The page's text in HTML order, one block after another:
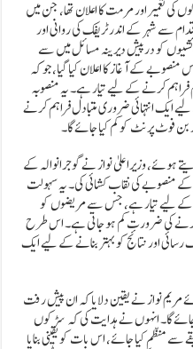
تعمیر اور مرمت کا اعلان تھا، جن میں
سے شہر کے اندر ٹریفک کی روانی اور
کو درپیش دیرینہ مسائل میں سے
کے آغاز کا اعلان کیا گیا، جو کہ
فراہم کرنے کے لیے تیار ہے۔ یہ منصوبہ
ایک انتہائی ضروری متبادل فراہم کرنے
فوٹ پرنٹ کو کم کیا جائے گا۔
ہوئے، وزیراعلیٰ نواز نے گوجرانوالہ کے
کے منصوبے کی نقاب کشائی کی۔ یہ سہولت
کے لیے تیار ہے، جس سے مریضوں کو
کی ضرورت کم ہو جاتی ہے۔ اس طرح
اور نتائج کو بہتر بنانے کے لیے ایک
مریم نواز نے یقین دلایا کہ ان پیش رفت
جائے گا۔ انہوں نے ہدایت کی کہ سڑکوں
منظم کیا جائے، اس بات کو یقینی بنایا